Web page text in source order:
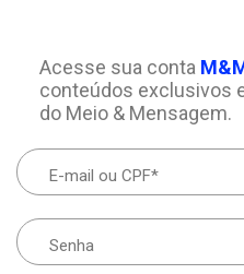
Acesse sua conta
conteúdos exclusivos
do Meio & Mensagem.